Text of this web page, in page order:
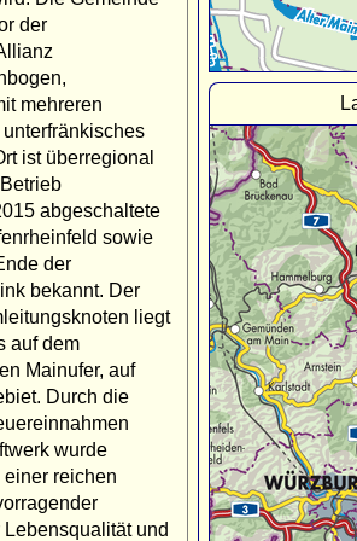
der
mehreren
ist überregional
abgeschaltete
sowie
der
bekannt. Der
liegt
auf dem
Mainufer, auf
Durch die
wurde
reichen
Lebensqualität und